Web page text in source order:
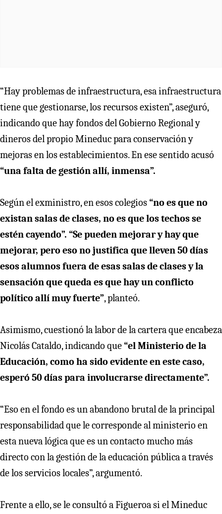
“Hay problemas de infraestructura, esa infraestructura
tiene que gestionarse, los recursos existen”, aseguró,
indicando que hay fondos del Gobierno Regional y
dineros del propio Mineduc para conservación y
mejoras en los establecimientos. En ese sentido acusó
“una falta de gestión allí, inmensa”.
Según el exministro, en esos colegios“no es que no
existan salas de clases, no es que los techos se
estén cayendo”. “Se pueden mejorar y hay que
mejorar, pero eso no justifica que lleven 50 días
esos alumnos fuera de esas salas de clases y la
sensación que queda es que hay un conflicto
político allí muy fuerte”, planteó.
Asimismo, cuestionó la labor de la cartera que encabeza
Nicolás Cataldo, indicando que“el Ministerio de la
Educación, como ha sido evidente en este caso,
esperó 50 días para involucrarse directamente”.
“Eso en el fondo es un abandono brutal de la principal
responsabilidad que le corresponde al ministerio en
esta nueva lógica que es un contacto mucho más
directo con la gestión de la educación pública a través
de los servicios locales”, argumentó.
Frente a ello, se le consultó a Figueroa si el Mineduc